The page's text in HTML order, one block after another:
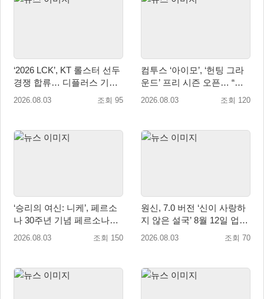
‘2026 LCK’, KT 롤스터 선두
경쟁 합류… 디플러스 기아
상승세 지속
2026.08.03 조회 95
컴투스 ‘아이모’, ‘헌팅 그라
운드’ 프리 시즌 오픈… “전
서버 유저가 한 전장에!”
2026.08.03 조회 120
‘승리의 여신: 니케’, 페르소
나 30주년 기념 페르소나
3·4·5 콜라보 진행
2026.08.03 조회 150
원신, 7.0 버전 ‘신이 사랑하
지 않은 설국’ 8월 12일 업데
이트
2026.08.03 조회 70